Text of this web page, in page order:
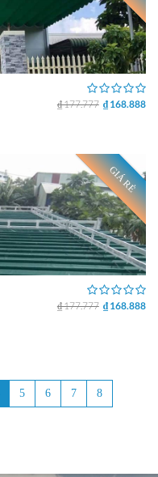
₫ 177.777 ₫ 168.888
GIÁ RẺ
₫ 177.777 ₫ 168.888
5 6 7 8